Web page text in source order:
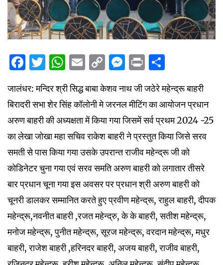
Facebook
Twitter
WhatsApp
Email
CopyMessenger
Print
जालंधर: मन्दिर श्री सिद्ध बाबा केशव नाथ जी जठेरे महेन्द्रू बाहरी
बिरादरी सभा शेर सिंह कॉलोनी मे जरनल मीटिंग का आयोजन प्रधान
अरुण बाहरी की अध्यक्षता में किया गया जिसमें सर्व प्रथम 2024 -25
का लेखा जोखा महा सचिव राकेश बाहरी ने प्रस्तुत किया जिसे सरव
समती से पास किया गया उसके उपरान्त राजीव महेन्द्रू जी को
कोडिनेटर चुना गया एवं सरव समति अरुण बाहरी को लगातार तीसरे
बार प्रधान चूना गया इस अवसर पर प्रधान श्री अरुण बाहरी को
चूनरी डालकर सम्मानित करते हुए प्रवीण महेन्द्रू, राहुल बाहरी, दीपक
महेन्द्रू,नवनीत बाहरी ,रजत महेन्द्रु, के के बाहरी, सतीश महेन्द्रू,
मनोज महेन्द्रू, पुनीत महेन्द्रू, सूरज महेन्द्रू, वरदान महेन्द्रू, मधुर
बाहरी, राजेश बाहरी ,हरिनदर बाहरी, अजय बाहरी, राजीव बाहरी,